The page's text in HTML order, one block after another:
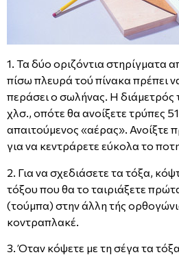
1. Τα δύο οριζόντια στηρίγματα
πίσω πλευρά τού πίνακα πρέπει
περάσει ο σωλήνας. Η διάμετρός
χλσ., οπότε θα ανοίξετε τρύπες
απαιτούμενος «αέρας». Ανοίξτε
για να κεντράρετε εύκολα το
2. Για να σχεδιάσετε τα τόξα,
τόξου που θα το ταιριάξετε
(τούμπα) στην άλλη τής
κοντραπλακέ.
3. Όταν κόψετε με τη σέγα τα